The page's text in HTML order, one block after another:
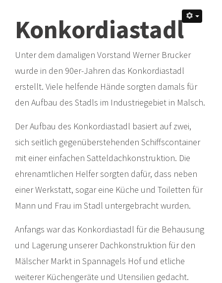
Konkordiastadl
Unter dem damaligen Vorstand Werner Brucker
wurde in den 90er-Jahren das Konkordiastadl
erstellt. Viele helfende Hände sorgten damals für
den Aufbau des Stadls im Industriegebiet in Malsch.
Der Aufbau des Konkordiastadl basiert auf zwei,
sich seitlich gegenüberstehenden Schiffscontainer
mit einer einfachen Satteldachkonstruktion. Die
ehrenamtlichen Helfer sorgten dafür, dass neben
einer Werkstatt, sogar eine Küche und Toiletten für
Mann und Frau im Stadl untergebracht wurden.
Anfangs war das Konkordiastadl für die Behausung
und Lagerung unserer Dachkonstruktion für den
Mälscher Markt in Spannagels Hof und etliche
weiterer Küchengeräte und Utensilien gedacht.